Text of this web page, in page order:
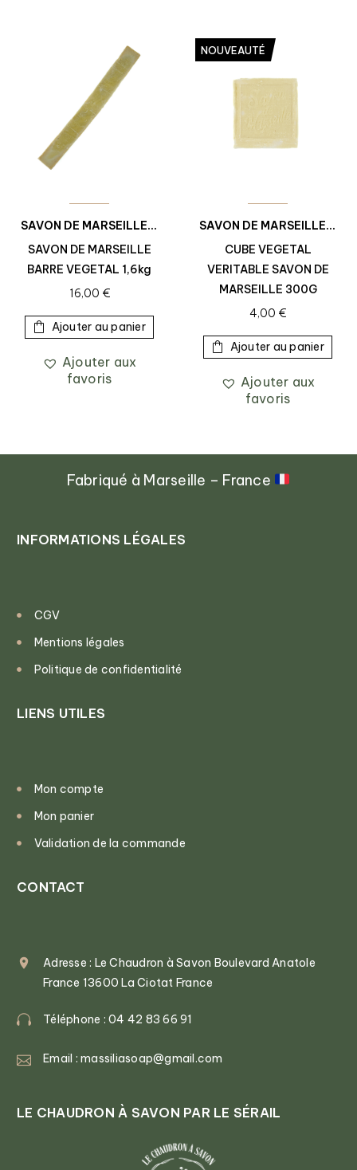
SAVON DE MARSEILLE
,SAVON DE MARSEILLE VÉGÉTAL
SAVON DE MARSEILLE
BARRE VEGETAL 1,6kg
16,00 €
Ajouter au panier
Ajouter aux
favoris
NOUVEAUTÉ
SAVON DE MARSEILLE
,
CUBE VEGETAL
VERITABLE SAVON DE
MARSEILLE 300G
4,00 €
Ajouter au panier
Ajouter aux
favoris
Fabriqué à Marseille – France
INFORMATIONS LÉGALES
CGV
Mentions légales
Politique de confidentialité
LIENS UTILES
Mon compte
Mon panier
Validation de la commande
CONTACT
Adresse : Le Chaudron à Savon Boulevard Anatole
France 13600 La Ciotat France
Téléphone : 04 42 83 66 91
Email : massiliasoap@gmail.com
LE CHAUDRON À SAVON PAR LE SÉRAIL